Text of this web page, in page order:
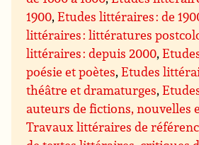
1900,Etudes littéraires : de
littéraires : littératures
littéraires : depuis 2000,
poésie et poètes,Etudes
théâtre et dramaturges,
auteurs de fictions, nouvelles
Travaux littéraires de